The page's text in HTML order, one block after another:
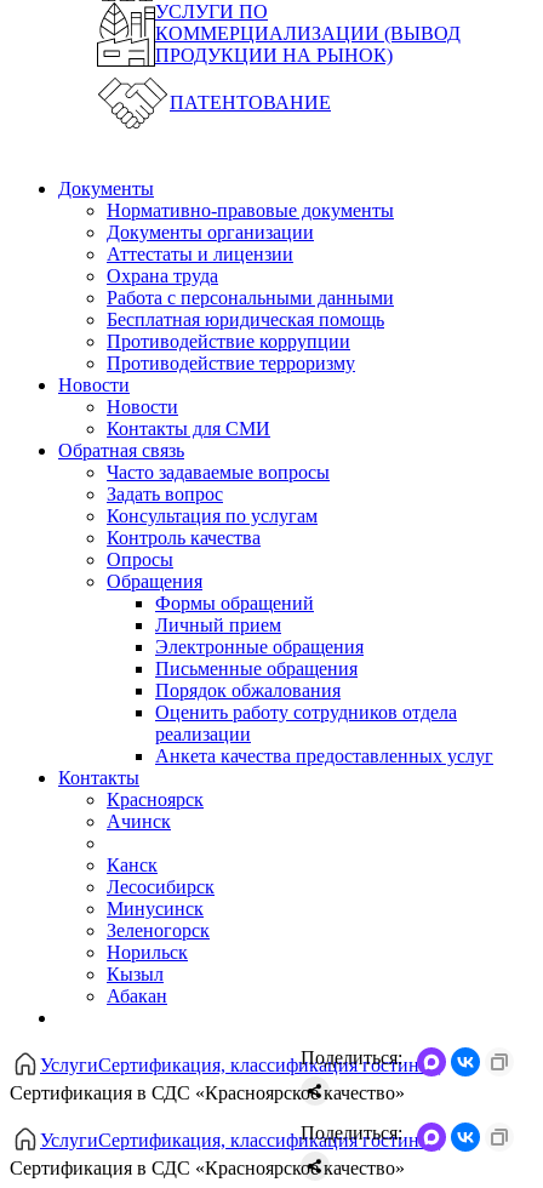
УСЛУГИ ПО
КОММЕРЦИАЛИЗАЦИИ (ВЫВОД
ПРОДУКЦИИ НА РЫНОК)
ПАТЕНТОВАНИЕ
Документы
Нормативно-правовые документы
Документы организации
Аттестаты и лицензии
Охрана труда
Работа с персональными данными
Бесплатная юридическая помощь
Противодействие коррупции
Противодействие терроризму
Новости
Новости
Контакты для СМИ
Обратная связь
Часто задаваемые вопросы
Задать вопрос
Консультация по услугам
Контроль качества
Опросы
Обращения
Формы обращений
Личный прием
Электронные обращения
Письменные обращения
Порядок обжалования
Оценить работу сотрудников отдела
реализации
Анкета качества предоставленных услуг
Контакты
Красноярск
Ачинск
Канск
Лесосибирск
Минусинск
Зеленогорск
Норильск
Кызыл
Абакан
УслугиСертификация, классификация гостиниц
Сертификация в СДС «Красноярское качество»
Поделиться:
УслугиСертификация, классификация гостиниц
Сертификация в СДС «Красноярское качество»
Поделиться: